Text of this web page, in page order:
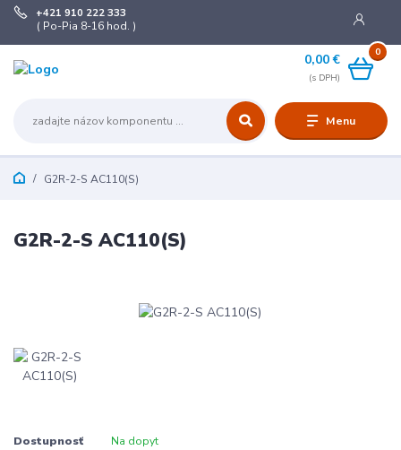
Menu
+421 910 222 333
( Po-Pia 8-16 hod. )
0
0,00 €
G2R-2-S AC110(S)
G2R-2-S AC110(S)
Dostupnosť Na dopyt